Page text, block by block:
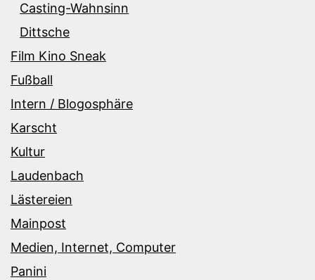
Casting-Wahnsinn
Dittsche
Film Kino Sneak
Fußball
Intern / Blogosphäre
Karscht
Kultur
Laudenbach
Lästereien
Mainpost
Medien, Internet, Computer
Panini